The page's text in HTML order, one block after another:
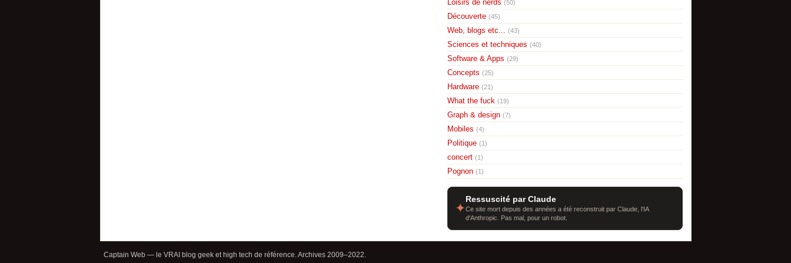
Loisirs de nerds (50)
Découverte (45)
Web, blogs etc... (43)
Sciences et techniques (40)
Software & Apps (29)
Concepts (25)
Hardware (21)
What the fuck (19)
Graph & design (7)
Mobiles (4)
Politique (1)
concert (1)
Pognon (1)
✦
Ressuscité par Claude
Ce site mort depuis des années a été reconstruit par Claude, l'IA
d'Anthropic. Pas mal, pour un robot.
Captain Web — le VRAI blog geek et high tech de référence. Archives 2009–2022.